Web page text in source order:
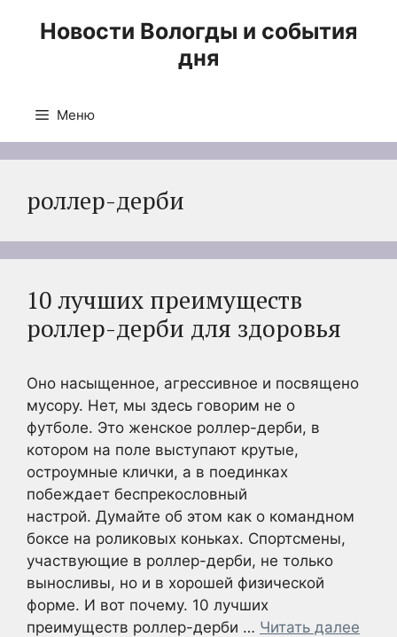
Новости Вологды и события
дня
Меню
роллер-дерби
10 лучших преимуществ
роллер-дерби для здоровья
Оно насыщенное, агрессивное и посвящено
мусору. Нет, мы здесь говорим не о
футболе. Это женское роллер-дерби, в
котором на поле выступают крутые,
остроумные клички, а в поединках
побеждает беспрекословный
настрой. Думайте об этом как о командном
боксе на роликовых коньках. Спортсмены,
участвующие в роллер-дерби, не только
выносливы, но и в хорошей физической
форме. И вот почему. 10 лучших
преимуществ роллер-дерби … Читать далее